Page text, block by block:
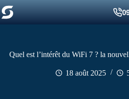
Passer
au
contenu
Quel est l’intérêt du WiFi 7 ? la
18 août 2025